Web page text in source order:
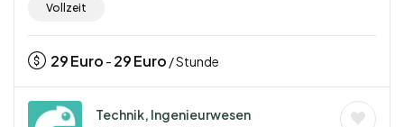
Vollzeit
29Euro - 29Euro / Stunde
Technik, Ingenieurwesen